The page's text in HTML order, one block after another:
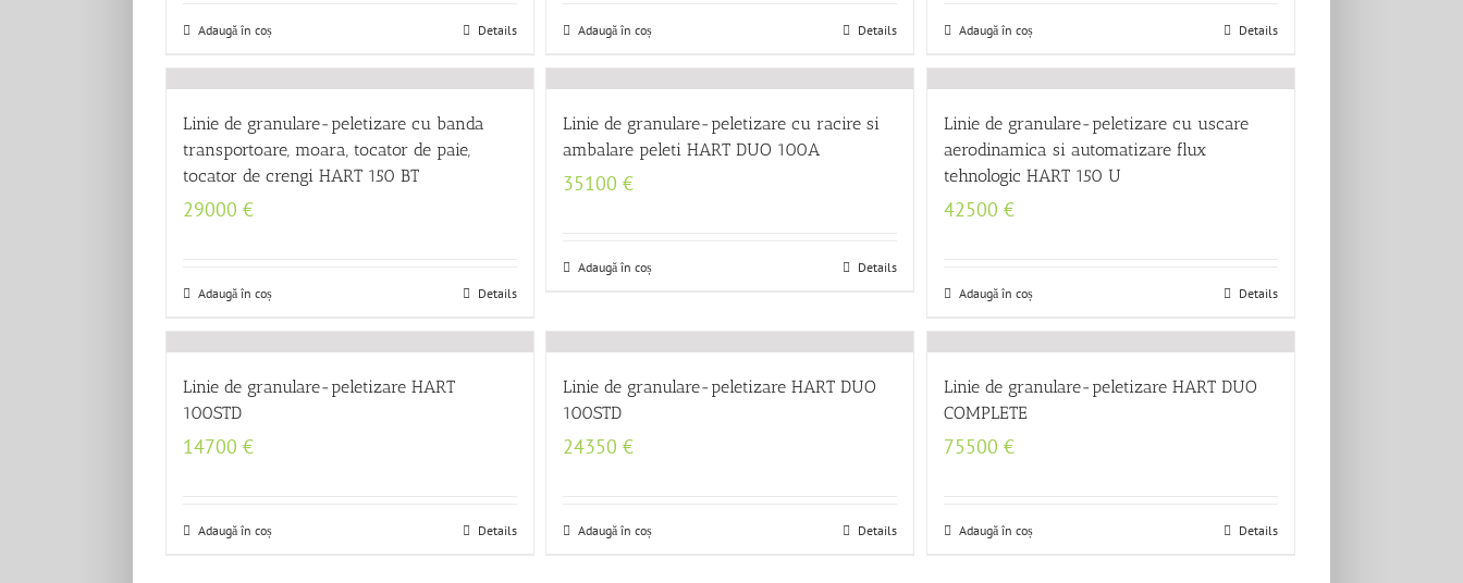
Adaugă în coș Details Adaugă în coș Details Adaugă în coș Details
Linie de granulare-peletizare cu banda
transportoare, moara, tocator de paie,
tocator de crengi HART 150 BT
29000 €
Adaugă în coș Details
Linie de granulare-peletizare cu racire si
ambalare peleti HART DUO 100A
35100€
Adaugă în coș Details
Linie de granulare-peletizare cu uscare
aerodinamica si automatizare flux
tehnologic HART 150 U
42500 €
Adaugă în coș Details
Linie de granulare-peletizare HART
100STD
14700 €
Adaugă în coș Details
Linie de granulare-peletizare HART DUO
100STD
24350€
Adaugă în coș Details
Linie de granulare-peletizare HART DUO
COMPLETE
75500 €
Adaugă în coș Details